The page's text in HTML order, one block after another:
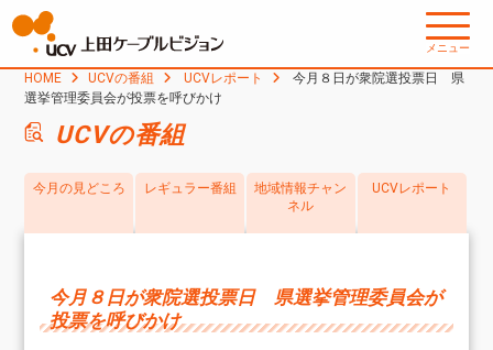
メニュー
HOME UCVの番組 UCVレポート
今月８日が衆院選投票日 県
選挙管理委員会が投票を呼びかけ
UCVの番組
今月の見どころ レギュラー番組
地域情報チャン
ネル
UCVレポート
今月８日が衆院選投票日 県選挙管理委員会が
投票を呼びかけ